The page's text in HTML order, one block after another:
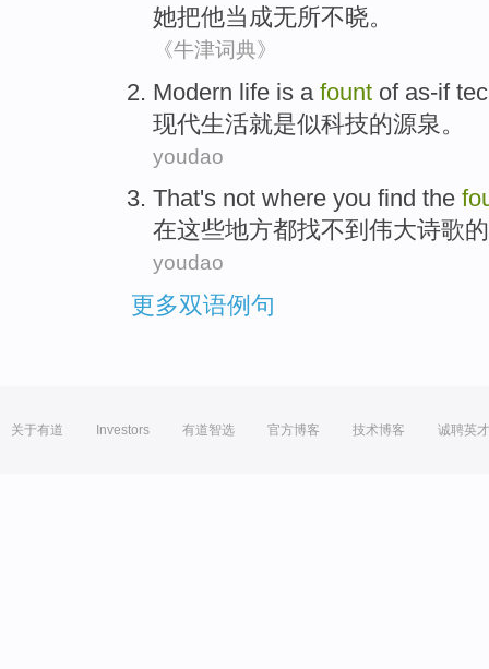
她把他当成无所不晓。
《牛津词典》
Modern life is a fount of as-if
现代生活就是似科技的源泉 。
youdao
That's not where you find the
在这些地方都找不到 伟大诗歌的
youdao
更多双语例句
关于有道 Investors 有道智选 官方博客 技术博客 诚聘英才